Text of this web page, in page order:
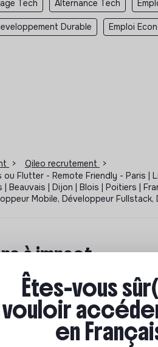
Tech Alternance Tech
Durable Emploi
> Qileo recrutement
>
Flutter - Remote Friendly - Paris |
| Beauvais | Dijon | Blois | Poitiers |
Mobile, Développeur
à impact
? Pas de panique, on te
et solidaire !
Êtes-vous
vouloir
en